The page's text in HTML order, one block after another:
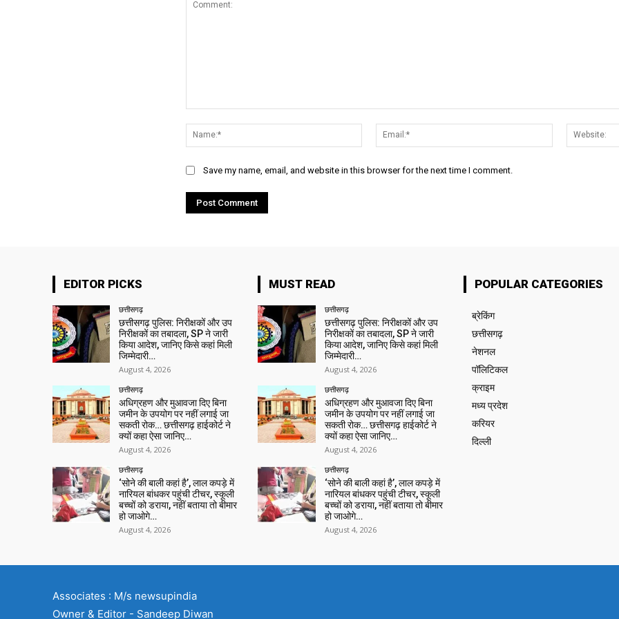
Name:*
Email:*
Save my name, email, and website in this browser for the next time I comment.
EDITOR PICKS
छत्तीसगढ़
छत्तीसगढ़ पुलिस: निरीक्षकों और उप
निरीक्षकों का तबादला, SP ने जारी
किया आदेश, जानिए किसे कहां मिली
जिम्मेदारी…
August 4, 2026
छत्तीसगढ़
अधिग्रहण और मुआवजा दिए बिना
जमीन के उपयोग पर नहीं लगाई जा
सकती रोक… छत्तीसगढ़ हाईकोर्ट ने
क्यों कहा ऐसा जानिए…
August 4, 2026
छत्तीसगढ़
‘सोने की बाली कहां है’, लाल कपड़े में
नारियल बांधकर पहुंची टीचर, स्कूली
बच्चों को डराया, नहीं बताया तो बीमार
हो जाओगे…
August 4, 2026
MUST READ
छत्तीसगढ़
छत्तीसगढ़ पुलिस: निरीक्षकों और उप
निरीक्षकों का तबादला, SP ने जारी
किया आदेश, जानिए किसे कहां मिली
जिम्मेदारी…
August 4, 2026
छत्तीसगढ़
अधिग्रहण और मुआवजा दिए बिना
जमीन के उपयोग पर नहीं लगाई जा
सकती रोक… छत्तीसगढ़ हाईकोर्ट ने
क्यों कहा ऐसा जानिए…
August 4, 2026
छत्तीसगढ़
‘सोने की बाली कहां है’, लाल कपड़े में
नारियल बांधकर पहुंची टीचर, स्कूली
बच्चों को डराया, नहीं बताया तो बीमार
हो जाओगे…
August 4, 2026
POPULAR CATEGORIES
ब्रेकिंग
छत्तीसगढ़
नेशनल
पॉलिटिकल
क्राइम
मध्य प्रदेश
करियर
दिल्ली
Associates : M/s newsupindia
Owner & Editor - Sandeep Diwan